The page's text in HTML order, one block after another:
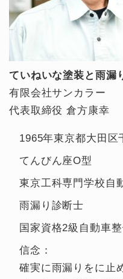
ていねいな塗装と雨漏
有限会社サンカラー
代表取締役 倉方康幸
1965年東京都大田区
てんびん座O型
東京工科専門学校自
雨漏り診断士
国家資格2級自動車
信念：
確実に雨漏りをに止